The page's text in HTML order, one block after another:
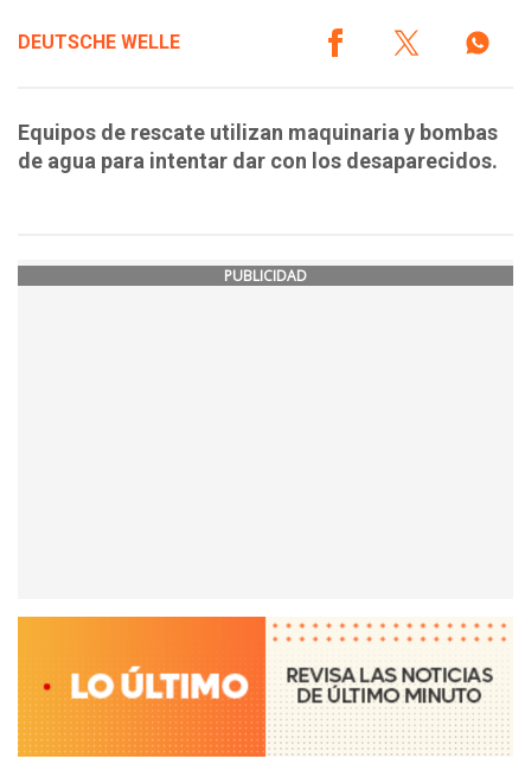
DEUTSCHE WELLE
Equipos de rescate utilizan maquinaria y bombas
de agua para intentar dar con los desaparecidos.
PUBLICIDAD